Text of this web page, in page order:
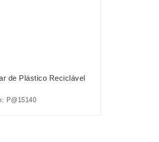
de Plástico Reciclável
P@15140